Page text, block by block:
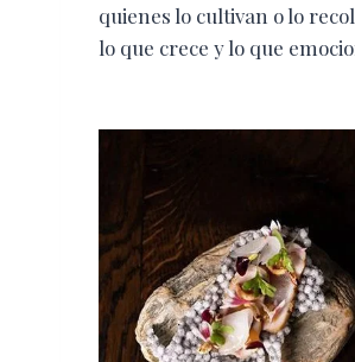
quienes lo cultivan o lo
lo que crece y lo que